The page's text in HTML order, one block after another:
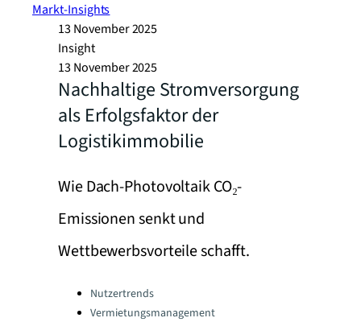
Markt-Insights
13 November 2025
Insight
13 November 2025
Nachhaltige Stromversorgung
als Erfolgsfaktor der
Logistikimmobilie
Wie Dach-Photovoltaik CO₂-
Emissionen senkt und
Wettbewerbsvorteile schafft.
Categories:Nutzertrends
Vermietungsmanagement